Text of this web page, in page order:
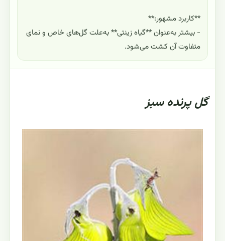
**کاربرد مشهور:**
- بیشتر به‌عنوان **گیاه زینتی** به‌علت گل‌های خاص و نمای
متفاوت آن کشت می‌شود.
گل پرنده سبز